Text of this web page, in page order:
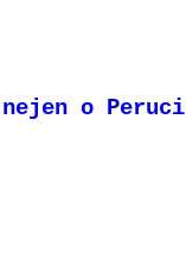
o Peruci